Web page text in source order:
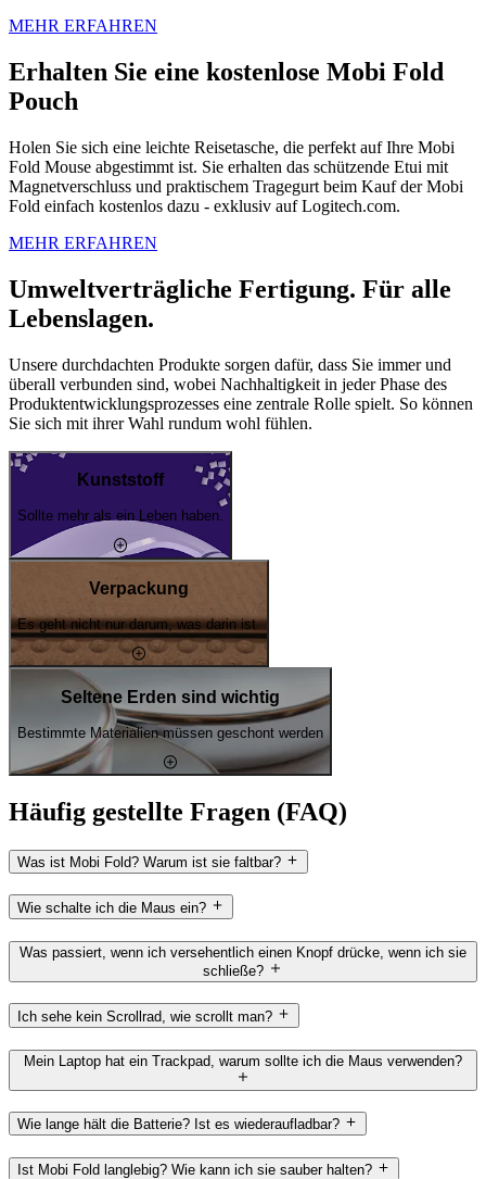
MEHR ERFAHREN
Erhalten Sie eine kostenlose Mobi Fold
Pouch
Holen Sie sich eine leichte Reisetasche, die perfekt auf Ihre Mobi
Fold Mouse abgestimmt ist. Sie erhalten das schützende Etui mit
Magnetverschluss und praktischem Tragegurt beim Kauf der Mobi
Fold einfach kostenlos dazu - exklusiv auf Logitech.com.
MEHR ERFAHREN
Umweltverträgliche Fertigung. Für alle
Lebenslagen.
Unsere durchdachten Produkte sorgen dafür, dass Sie immer und
überall verbunden sind, wobei Nachhaltigkeit in jeder Phase des
Produktentwicklungsprozesses eine zentrale Rolle spielt. So können
Sie sich mit ihrer Wahl rundum wohl fühlen.
Kunststoff
Sollte mehr als ein Leben haben.
Verpackung
Es geht nicht nur darum, was darin ist.
Seltene Erden sind wichtig
Bestimmte Materialien müssen geschont werden
Häufig gestellte Fragen (FAQ)
Was ist Mobi Fold? Warum ist sie faltbar?
Wie schalte ich die Maus ein?
Was passiert, wenn ich versehentlich einen Knopf drücke, wenn ich sie
schließe?
Ich sehe kein Scrollrad, wie scrollt man?
Mein Laptop hat ein Trackpad, warum sollte ich die Maus verwenden?
Wie lange hält die Batterie? Ist es wiederaufladbar?
Ist Mobi Fold langlebig? Wie kann ich sie sauber halten?